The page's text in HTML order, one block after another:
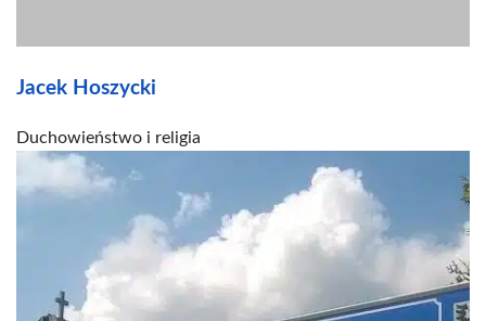
Jacek Hoszycki
Duchowieństwo i religia